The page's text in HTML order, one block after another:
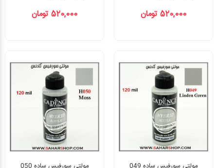
520,000 تومان 520,000 تومان